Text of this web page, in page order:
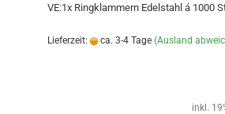
VE:1x Ringklammern Edelstahl á 1000
Lieferzeit: ca. 3-4 Tage (Ausland
inkl.